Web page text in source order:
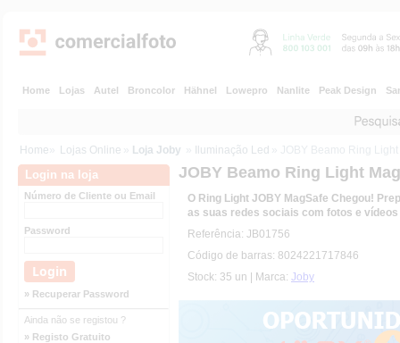
Home Lojas Autel Broncolor Hähnel Lowepro Nanlite Peak Design
Home » Lojas Online » Loja Joby » Iluminação Led » JOBY Beamo Ring
Login na loja
Número de Cliente ou Email
Password
» Recuperar Password
Ainda não se registou ?
» Registo Gratuito
JOBY Beamo Ring Light
O Ring Light JOBY MagSafe Chegou!
as suas redes sociais com fotos e vídeos
Referência: JB01756
Código de barras: 8024221717846
Stock: 35 un | Marca: Joby